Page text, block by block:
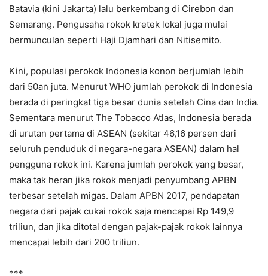
Batavia (kini Jakarta) lalu berkembang di Cirebon dan
Semarang. Pengusaha rokok kretek lokal juga mulai
bermunculan seperti Haji Djamhari dan Nitisemito.
Kini, populasi perokok Indonesia konon berjumlah lebih
dari 50an juta. Menurut WHO jumlah perokok di Indonesia
berada di peringkat tiga besar dunia setelah Cina dan India.
Sementara menurut The Tobacco Atlas, Indonesia berada
di urutan pertama di ASEAN (sekitar 46,16 persen dari
seluruh penduduk di negara-negara ASEAN) dalam hal
pengguna rokok ini. Karena jumlah perokok yang besar,
maka tak heran jika rokok menjadi penyumbang APBN
terbesar setelah migas. Dalam APBN 2017, pendapatan
negara dari pajak cukai rokok saja mencapai Rp 149,9
triliun, dan jika ditotal dengan pajak-pajak rokok lainnya
mencapai lebih dari 200 triliun.
***